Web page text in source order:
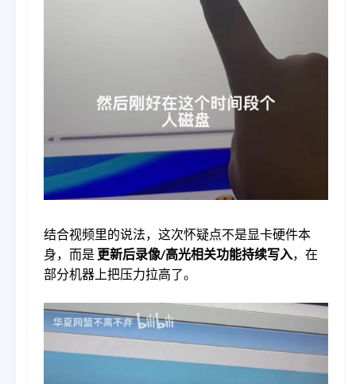
结合视频里的说法，这次怀疑点不是显卡硬件本
身，而是 更新后录像/高光相关功能持续写入，在
部分机器上把压力拉高了。